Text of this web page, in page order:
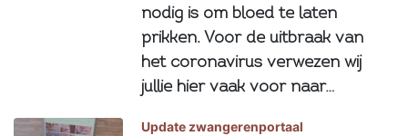
nodig is om bloed te laten
prikken. Voor de uitbraak van
het coronavirus verwezen wij
jullie hier vaak voor naar…
Update zwangerenportaal